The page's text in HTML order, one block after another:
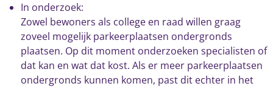
In onderzoek:
Zowel bewoners als college en raad willen graag
zoveel mogelijk parkeerplaatsen ondergronds
plaatsen. Op dit moment onderzoeken specialisten of
dat kan en wat dat kost. Als er meer parkeerplaatsen
ondergronds kunnen komen, past dit echter in het